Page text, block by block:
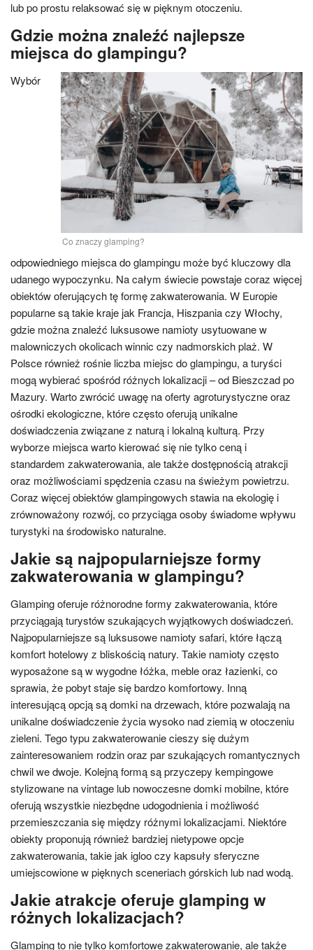
lub po prostu relaksować się w pięknym otoczeniu.
Gdzie można znaleźć najlepsze
miejsca do glampingu?
Co znaczy glamping?
Wybór
odpowiedniego miejsca do glampingu może być kluczowy dla
udanego wypoczynku. Na całym świecie powstaje coraz więcej
obiektów oferujących tę formę zakwaterowania. W Europie
popularne są takie kraje jak Francja, Hiszpania czy Włochy,
gdzie można znaleźć luksusowe namioty usytuowane w
malowniczych okolicach winnic czy nadmorskich plaż. W
Polsce również rośnie liczba miejsc do glampingu, a turyści
mogą wybierać spośród różnych lokalizacji – od Bieszczad po
Mazury. Warto zwrócić uwagę na oferty agroturystyczne oraz
ośrodki ekologiczne, które często oferują unikalne
doświadczenia związane z naturą i lokalną kulturą. Przy
wyborze miejsca warto kierować się nie tylko ceną i
standardem zakwaterowania, ale także dostępnością atrakcji
oraz możliwościami spędzenia czasu na świeżym powietrzu.
Coraz więcej obiektów glampingowych stawia na ekologię i
zrównoważony rozwój, co przyciąga osoby świadome wpływu
turystyki na środowisko naturalne.
Jakie są najpopularniejsze formy
zakwaterowania w glampingu?
Glamping oferuje różnorodne formy zakwaterowania, które
przyciągają turystów szukających wyjątkowych doświadczeń.
Najpopularniejsze są luksusowe namioty safari, które łączą
komfort hotelowy z bliskością natury. Takie namioty często
wyposażone są w wygodne łóżka, meble oraz łazienki, co
sprawia, że pobyt staje się bardzo komfortowy. Inną
interesującą opcją są domki na drzewach, które pozwalają na
unikalne doświadczenie życia wysoko nad ziemią w otoczeniu
zieleni. Tego typu zakwaterowanie cieszy się dużym
zainteresowaniem rodzin oraz par szukających romantycznych
chwil we dwoje. Kolejną formą są przyczepy kempingowe
stylizowane na vintage lub nowoczesne domki mobilne, które
oferują wszystkie niezbędne udogodnienia i możliwość
przemieszczania się między różnymi lokalizacjami. Niektóre
obiekty proponują również bardziej nietypowe opcje
zakwaterowania, takie jak igloo czy kapsuły sferyczne
umiejscowione w pięknych sceneriach górskich lub nad wodą.
Jakie atrakcje oferuje glamping w
różnych lokalizacjach?
Glamping to nie tylko komfortowe zakwaterowanie, ale także